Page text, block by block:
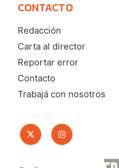
CONTACTO
Redacción
Carta al director
Reportar error
Contacto
Trabajá con nosotros